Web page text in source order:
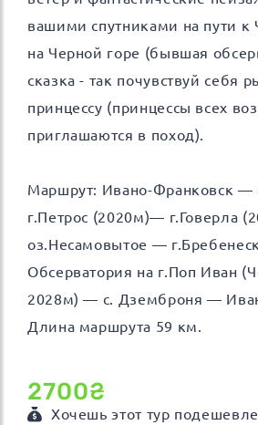
вашими спутниками на пути к
на Черной горе (бывшая
сказка - так почувствуй себя
принцессу (принцессы всех
приглашаются в поход).
Маршрут: Ивано-Франковск —
г.Петрос (2020м)— г.Говерла
оз.Несамовытое —
Обсерватория на г.Поп Иван
2028м) — с. Дземброня —
Длина маршрута 59 км.
2700₴
Хочешь этот тур